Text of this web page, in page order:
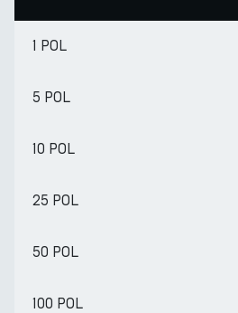
1 POL
5 POL
10 POL
25 POL
50 POL
100 POL